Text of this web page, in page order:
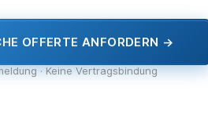
OFFERTE ANFORDERN →
· Keine Vertragsbindung